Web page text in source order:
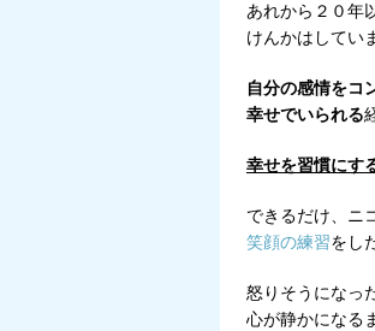
あれから２０年
けんかはしてい
自分の感情をコ
幸せでいられる
幸せを習慣にす
できるだけ、ニ
笑顔の練習をし
怒りそうになっ
心が静かになる